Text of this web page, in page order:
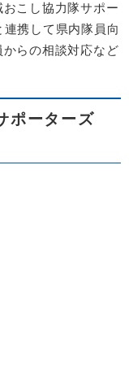
こし協力隊サポー
携して県内隊員向
らの相談対応など
ポーターズ